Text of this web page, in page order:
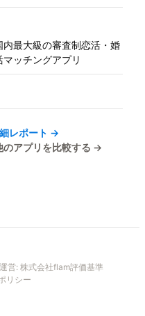
内最大級の審査制恋活・婚
マッチングアプリ
レポート →
のアプリを比較する →
運営: 株式会社flam評価基準
リシー